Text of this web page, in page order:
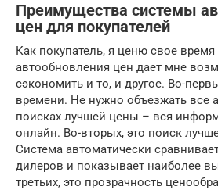
Преимущества системы
цен для покупателей
Как покупатель, я ценю свое
автообновления цен дает мне
сэкономить и то, и другое. Во-
времени. Не нужно объезжать все
поисках лучшей цены – вся
онлайн. Во-вторых, это поиск
Система автоматически
дилеров и показывает наиболее
третьих, это прозрачность